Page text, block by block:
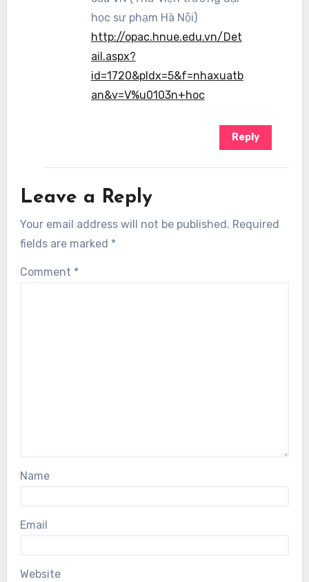
học sư phạm Hà Nội)
http://opac.hnue.edu.vn/Det
ail.aspx?
id=1720&pIdx=5&f=nhaxuatb
an&v=V%u0103n+hoc
Reply
Leave a Reply
Your email address will not be published. Required
fields are marked *
Comment *
Name
Email
Website